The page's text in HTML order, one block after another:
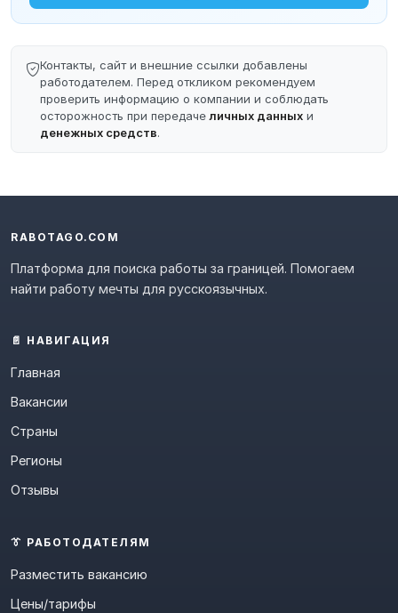
Контакты, сайт и внешние ссылки добавлены
работодателем. Перед откликом рекомендуем
проверить информацию о компании и соблюдать
осторожность при передачеличных данных и
денежных средств.
RABOTAGO.COM
Платформа для поиска работы за границей. Помогаем
найти работу мечты для русскоязычных.
📄 НАВИГАЦИЯ
Главная
Вакансии
Страны
Регионы
Отзывы
👔 РАБОТОДАТЕЛЯМ
Разместить вакансию
Цены/тарифы